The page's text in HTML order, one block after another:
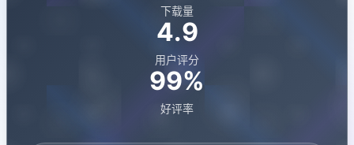
下载量
4.9
用户评分
99%
好评率